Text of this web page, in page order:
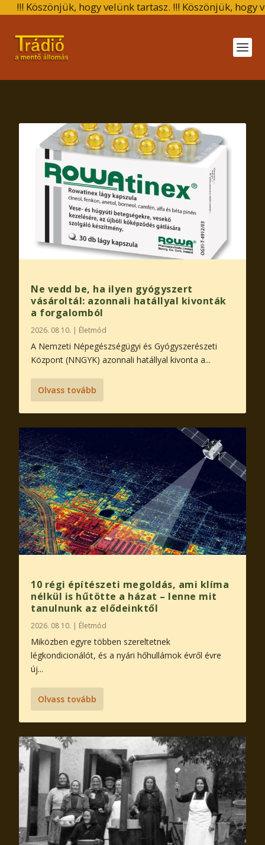
hogy velünk tartasz. !!! Köszönjük, hogy
Ne vedd be, ha ilyen gyógyszert
vásároltál: azonnali hatállyal kivonták
a forgalomból
2026. 08 10. | Életmód
A Nemzeti Népegészségügyi és Gyógyszerészeti
Központ (NNGYK) azonnali hatállyal kivonta a...
Olvass tovább
10 régi építészeti megoldás, ami klíma
nélkül is hűtötte a házat – lenne mit
tanulnunk az elődeinktől
2026. 08 10. | Életmód
Miközben egyre többen szereltetnek
légkondicionálót, és a nyári hőhullámok évről évre
új...
Olvass tovább